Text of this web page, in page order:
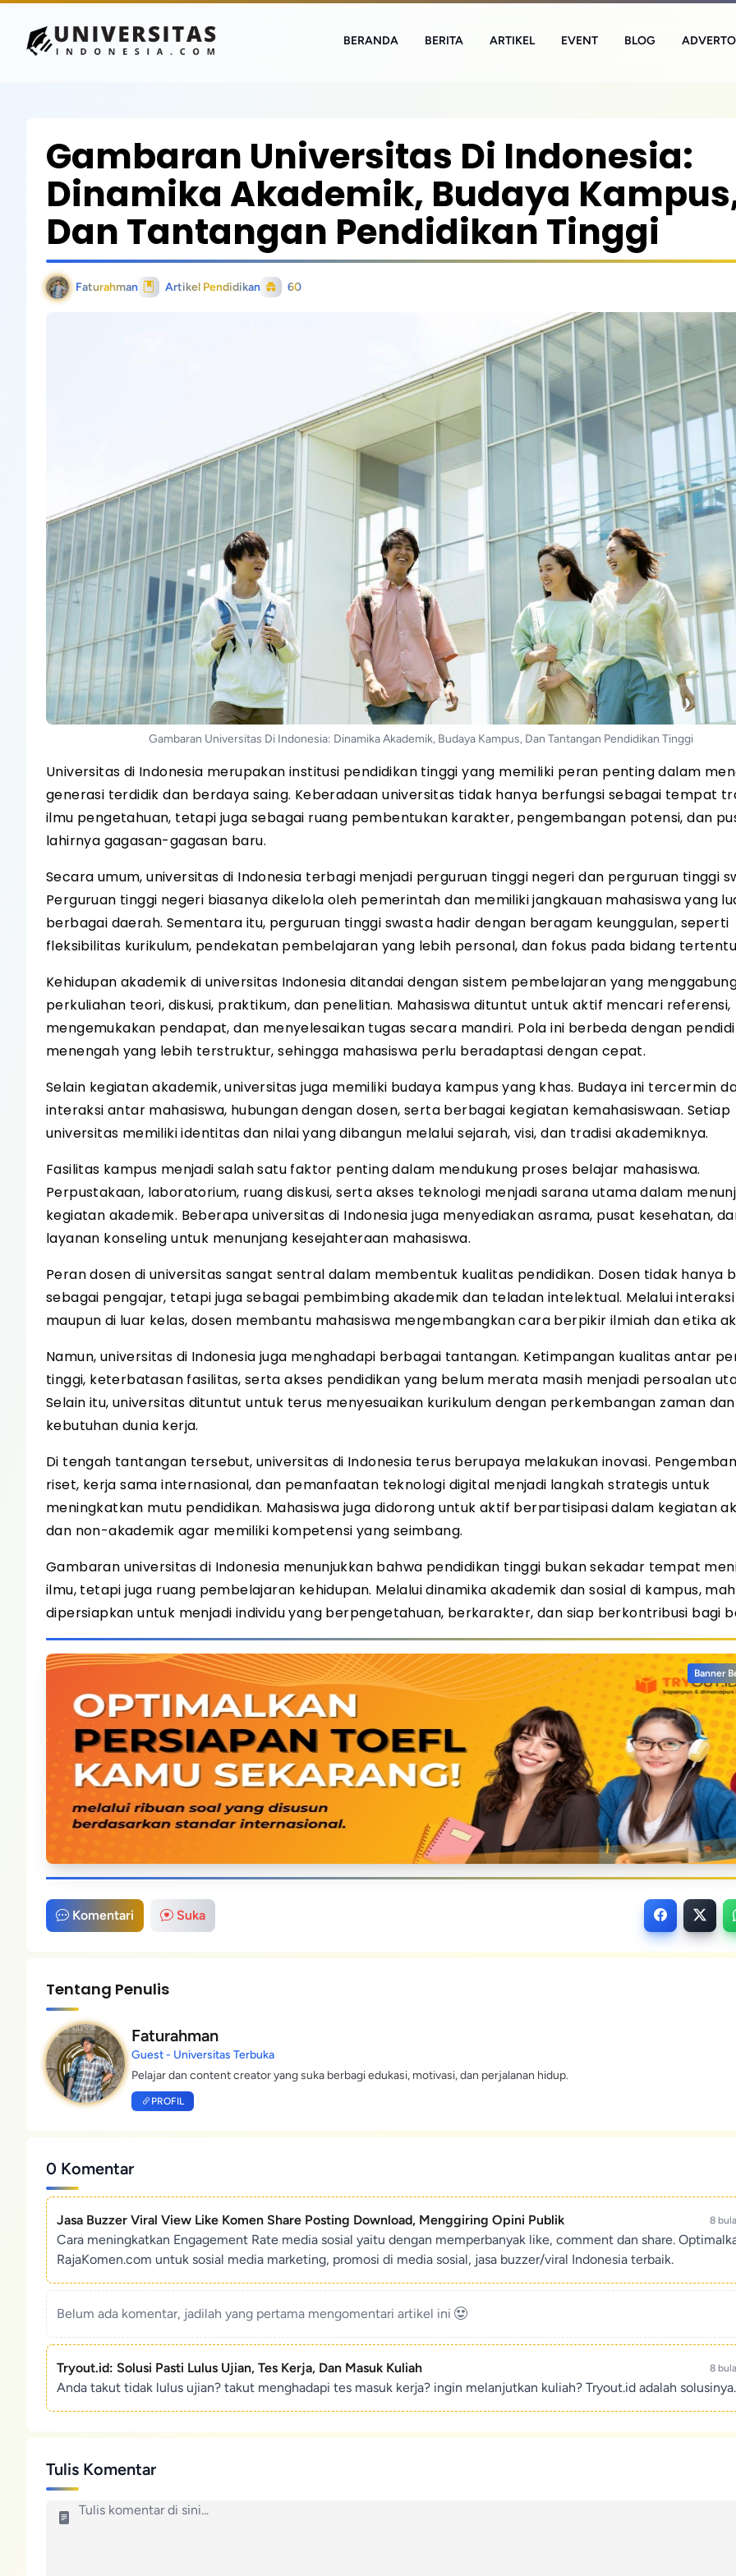
BERANDA BERITA ARTIKEL EVENT BLOG
Gambaran Universitas Di Indonesia:
Dinamika Akademik, Budaya
Dan Tantangan Pendidikan Tinggi
Faturahman Artikel Pendidikan 60
Gambaran Universitas Di Indonesia: Dinamika Akademik, Budaya Kampus, Dan Tantangan Pendidikan Tinggi
Universitas di Indonesia merupakan institusi pendidikan tinggi yang memiliki peran penting dalam
generasi terdidik dan berdaya saing. Keberadaan universitas tidak hanya berfungsi sebagai tempat
ilmu pengetahuan, tetapi juga sebagai ruang pembentukan karakter, pengembangan potensi, dan
lahirnya gagasan-gagasan baru.
Secara umum, universitas di Indonesia terbagi menjadi perguruan tinggi negeri dan perguruan tinggi
Perguruan tinggi negeri biasanya dikelola oleh pemerintah dan memiliki jangkauan mahasiswa yang
berbagai daerah. Sementara itu, perguruan tinggi swasta hadir dengan beragam keunggulan, seperti
fleksibilitas kurikulum, pendekatan pembelajaran yang lebih personal, dan fokus pada bidang
Kehidupan akademik di universitas Indonesia ditandai dengan sistem pembelajaran yang
perkuliahan teori, diskusi, praktikum, dan penelitian. Mahasiswa dituntut untuk aktif mencari referensi,
mengemukakan pendapat, dan menyelesaikan tugas secara mandiri. Pola ini berbeda dengan
menengah yang lebih terstruktur, sehingga mahasiswa perlu beradaptasi dengan cepat.
Selain kegiatan akademik, universitas juga memiliki budaya kampus yang khas. Budaya ini tercermin
interaksi antar mahasiswa, hubungan dengan dosen, serta berbagai kegiatan kemahasiswaan. Setiap
universitas memiliki identitas dan nilai yang dibangun melalui sejarah, visi, dan tradisi akademiknya.
Fasilitas kampus menjadi salah satu faktor penting dalam mendukung proses belajar mahasiswa.
Perpustakaan, laboratorium, ruang diskusi, serta akses teknologi menjadi sarana utama dalam
kegiatan akademik. Beberapa universitas di Indonesia juga menyediakan asrama, pusat kesehatan,
layanan konseling untuk menunjang kesejahteraan mahasiswa.
Peran dosen di universitas sangat sentral dalam membentuk kualitas pendidikan. Dosen tidak hanya
sebagai pengajar, tetapi juga sebagai pembimbing akademik dan teladan intelektual. Melalui
maupun di luar kelas, dosen membantu mahasiswa mengembangkan cara berpikir ilmiah dan etika
Namun, universitas di Indonesia juga menghadapi berbagai tantangan. Ketimpangan kualitas antar
tinggi, keterbatasan fasilitas, serta akses pendidikan yang belum merata masih menjadi persoalan
Selain itu, universitas dituntut untuk terus menyesuaikan kurikulum dengan perkembangan zaman dan
kebutuhan dunia kerja.
Di tengah tantangan tersebut, universitas di Indonesia terus berupaya melakukan inovasi.
riset, kerja sama internasional, dan pemanfaatan teknologi digital menjadi langkah strategis untuk
meningkatkan mutu pendidikan. Mahasiswa juga didorong untuk aktif berpartisipasi dalam kegiatan
dan non-akademik agar memiliki kompetensi yang seimbang.
Gambaran universitas di Indonesia menunjukkan bahwa pendidikan tinggi bukan sekadar tempat
ilmu, tetapi juga ruang pembelajaran kehidupan. Melalui dinamika akademik dan sosial di kampus,
dipersiapkan untuk menjadi individu yang berpengetahuan, berkarakter, dan siap berkontribusi bagi
Banner
Komentari Suka
Tentang Penulis
Faturahman
Guest - Universitas Terbuka
Pelajar dan content creator yang suka berbagi edukasi, motivasi, dan perjalanan hidup.
PROFIL
0 Komentar
Jasa Buzzer Viral View Like Komen Share Posting Download, Menggiring Opini Publik 8
Cara meningkatkan Engagement Rate media sosial yaitu dengan memperbanyak like, comment dan share.
RajaKomen.com untuk sosial media marketing, promosi di media sosial, jasa buzzer/viral Indonesia terbaik.
Belum ada komentar, jadilah yang pertama mengomentari artikel ini
Tryout.id: Solusi Pasti Lulus Ujian, Tes Kerja, Dan Masuk Kuliah 8
Anda takut tidak lulus ujian? takut menghadapi tes masuk kerja? ingin melanjutkan kuliah? Tryout.id adalah solusinya.
Tulis Komentar